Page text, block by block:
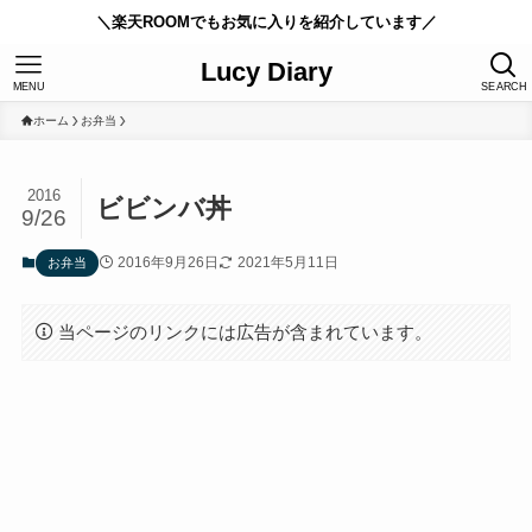
＼楽天ROOMでもお気に入りを紹介しています／
Lucy Diary SEARCH
MENU
ホーム お弁当
ビビンバ丼
2016
9/26
お弁当 2016年9月26日 2021年5月11日
当ページのリンクには広告が含まれています。